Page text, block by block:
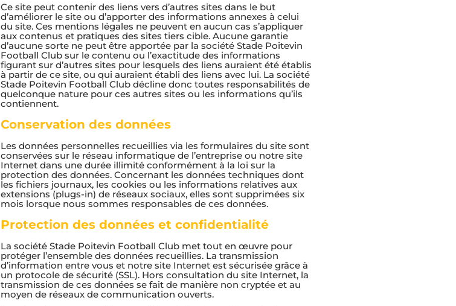
Ce site peut contenir des liens vers d’autres sites dans le but
d’améliorer le site ou d’apporter des informations annexes à celui
du site. Ces mentions légales ne peuvent en aucun cas s’appliquer
aux contenus et pratiques des sites tiers cible. Aucune garantie
d’aucune sorte ne peut être apportée par la société Stade Poitevin
Football Club sur le contenu ou l’exactitude des informations
figurant sur d’autres sites pour lesquels des liens auraient été établis
à partir de ce site, ou qui auraient établi des liens avec lui. La société
Stade Poitevin Football Club décline donc toutes responsabilités de
quelconque nature pour ces autres sites ou les informations qu’ils
contiennent.
Conservation des données
Les données personnelles recueillies via les formulaires du site sont
conservées sur le réseau informatique de l’entreprise ou notre site
Internet dans une durée illimité conformément à la loi sur la
protection des données. Concernant les données techniques dont
les fichiers journaux, les cookies ou les informations relatives aux
extensions (plugs-in) de réseaux sociaux, elles sont supprimées six
mois lorsque nous sommes responsables de ces données.
Protection des données et confidentialité
La société Stade Poitevin Football Club met tout en œuvre pour
protéger l’ensemble des données recueillies. La transmission
d’information entre vous et notre site Internet est sécurisée grâce à
un protocole de sécurité (SSL). Hors consultation du site Internet, la
transmission de ces données se fait de manière non cryptée et au
moyen de réseaux de communication ouverts.